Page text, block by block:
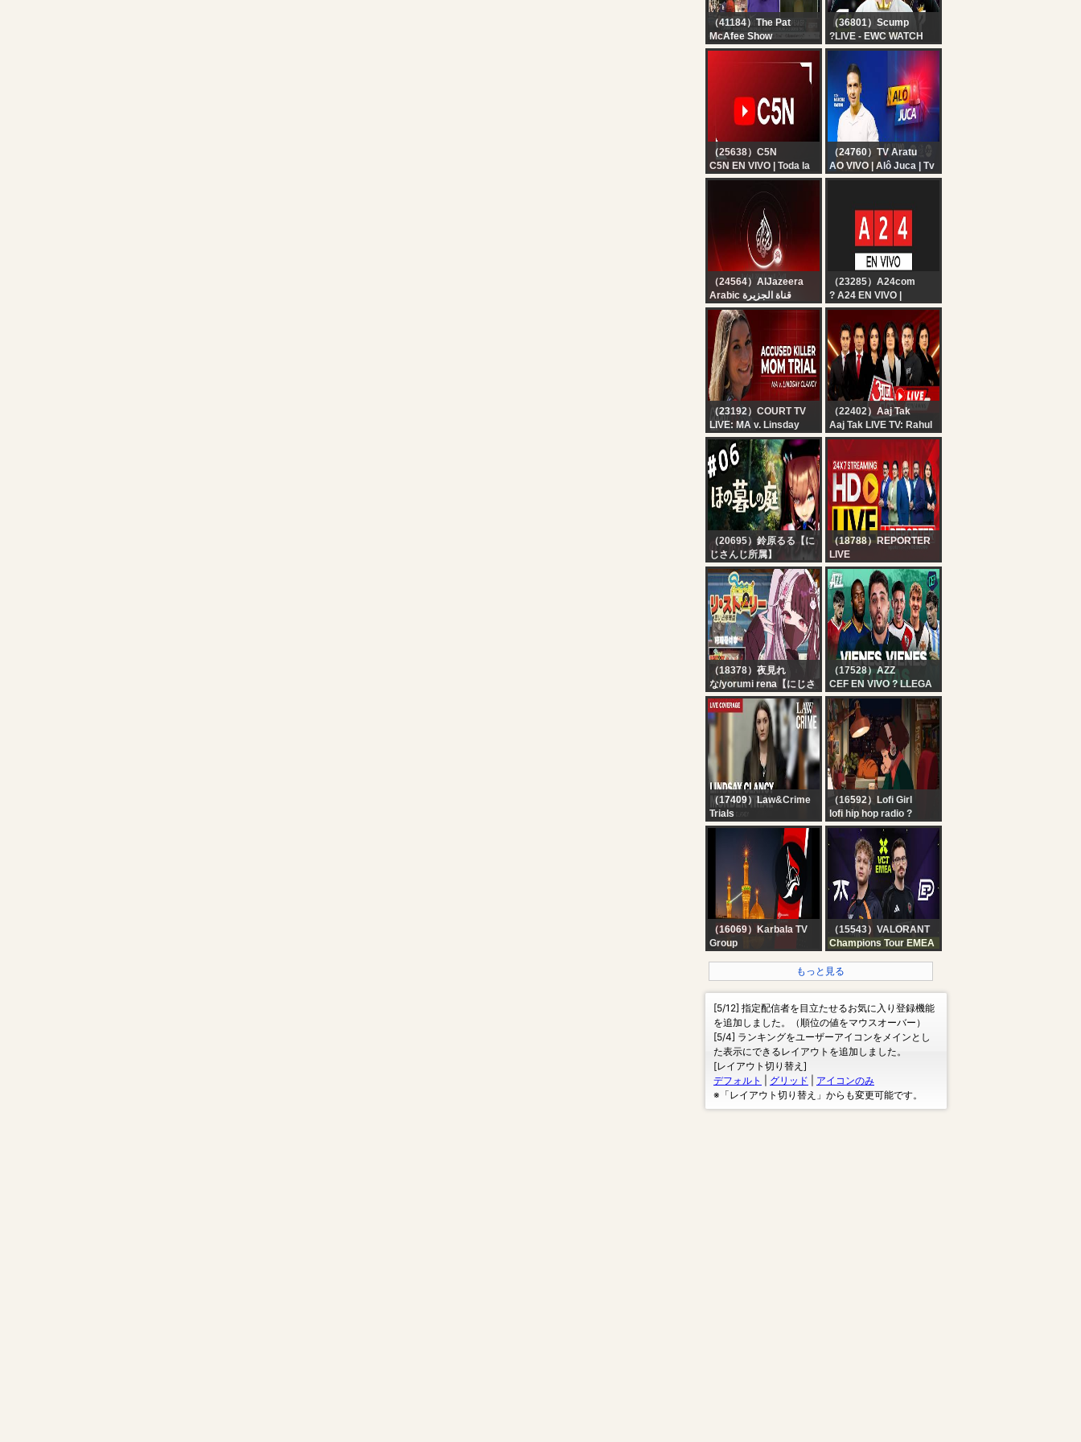
（41184）The Pat
McAfee Show
The Pat McAfee Show
Live | Friday August 7th
（36801）Scump
?LIVE - EWC WATCH
PARTY!! OpTic
GAMING vs P7
NOTORIOUS -
ESPORTS WORLD CUP
26 DAY 3
（25638）C5N
C5N EN VIVO | Toda la
información en un solo
lugar | Seguí la
transmisión las 24
（24760）TV Aratu
AO VIVO | Alô Juca | Tv
Aratu | 07/08/2026
（24564）AlJazeera
Arabic قناة الجزيرة
البث الحي لقناة الجزيرة |
التغطية مستمرة
（23285）A24com
? A24 EN VIVO |
Noticias de Argentina y
el mundo las 24 horas
（23192）COURT TV
LIVE: MA v. Linsday
Clancy - Day 9 |
Accused Killer Mom
Trial
（22402）Aaj Tak
Aaj Tak LIVE TV: Rahul
Gandhi on E20 Petrol |
Ranchi Student Protest
| PM Modi | Hindi News
（20695）鈴原るる【に
じさんじ所属】
【ほの暮しの庭】#06
ほのぼの・・？スローラ
イフ生活
ッ・・・！！！！！【に
じさんじ/鈴原るる 】
（18788）REPORTER
LIVE
24x7 Reporter Live TV |
Kerala Rain Alert Live |
HD Streaming | Latest
Malayalam News |
Reporter
（18378）夜見れ
な/yorumi rena【にじさ
んじ所属】
【 リ・ストーリー: 思い
出修理屋 】 レトロ系デ
バイス修理はじめまし
た。 【 にじさんじ / 夜見
れな 】
（17528）AZZ
CEF EN VIVO ? LLEGA
ENNER VALENCIA A
BOCA + HOLA
ALMADA, CHAU
COLIDIO + ¿SOSA OUT
DE RACING?
（17409）Law&Crime
Trials
LIVE: Lindsay Clancy
Murder Trial — MA v.
Lindsay Clancy — Day
（16592）Lofi Girl
lofi hip hop radio ?
beats to relax/study to
（16069）Karbala TV
Group
الفضائية
（15543）VALORANT
Champions Tour EMEA
2026 Stage 2 - W4D2
もっと見る
[5/12] 指定配信者を目立たせるお気に入り登録機能
を追加しました。（順位の値をマウスオーバー）
[5/4] ランキングをユーザーアイコンをメインとし
た表示にできるレイアウトを追加しました。
[レイアウト切り替え]
デフォルト
グリッド
アイコンのみ
※「レイアウト切り替え」からも変更可能です。